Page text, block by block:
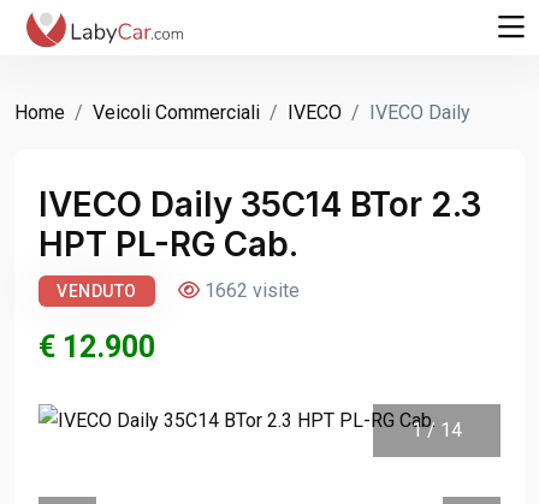
Home Veicoli Commerciali IVECO IVECO Daily
IVECO Daily 35C14 BTor 2.3
HPT PL-RG Cab.
VENDUTO 1662 visite
€ 12.900
1 / 14